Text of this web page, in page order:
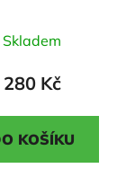
hodnocení
produktu
3,0
z
Skladem
280 Kč
KOŠÍKU